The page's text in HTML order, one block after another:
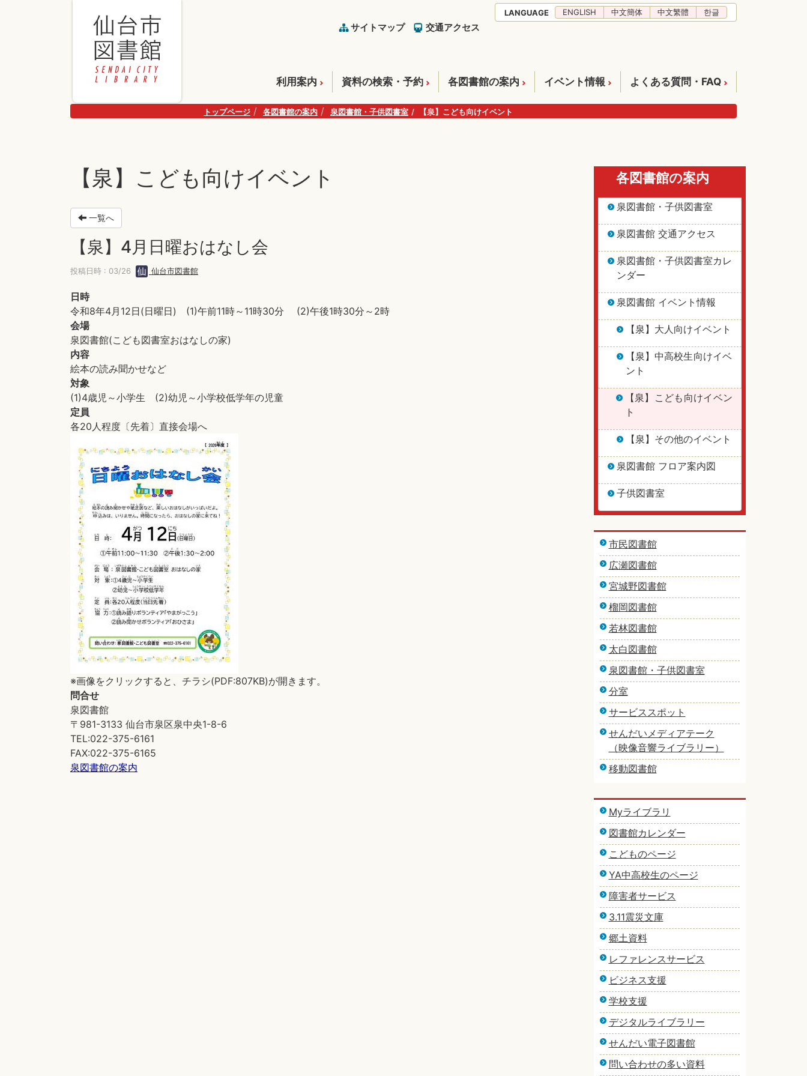
サイトマップ 交通アクセス
LANGUAGE ENGLISH 中文簡体 中文繁體 한글
利用案内 資料の検索・予約 各図書館の案内 イベント情報 よくある質問・FAQ
トップページ 各図書館の案内 泉図書館・子供図書室 【泉】こども向けイベント
【泉】こども向けイベント
一覧へ
【泉】4月日曜おはなし会
投稿日時 : 03/26 仙台市図書館
日時
令和8年4月12日(日曜日) (1)午前11時～11時30分 (2)午後1時30分～2時
会場
泉図書館(こども図書室おはなしの家)
内容
絵本の読み聞かせなど
対象
(1)4歳児～小学生 (2)幼児～小学校低学年の児童
定員
各20人程度〔先着〕直接会場へ
※画像をクリックすると、チラシ(PDF:807KB)が開きます。
問合せ
泉図書館
〒981-3133 仙台市泉区泉中央1-8-6
TEL:022-375-6161
FAX:022-375-6165
泉図書館の案内
各図書館の案内
泉図書館・子供図書室
泉図書館 交通アクセス
泉図書館・子供図書室カレ
ンダー
泉図書館 イベント情報
【泉】大人向けイベント
【泉】中高校生向けイベ
ント
【泉】こども向けイベン
ト
【泉】その他のイベント
泉図書館 フロア案内図
子供図書室
市民図書館
広瀬図書館
宮城野図書館
榴岡図書館
若林図書館
太白図書館
泉図書館・子供図書室
分室
サービススポット
せんだいメディアテーク
（映像音響ライブラリー）
移動図書館
Myライブラリ
図書館カレンダー
こどものページ
YA中高校生のページ
障害者サービス
3.11震災文庫
郷土資料
レファレンスサービス
ビジネス支援
学校支援
デジタルライブラリー
せんだい電子図書館
問い合わせの多い資料